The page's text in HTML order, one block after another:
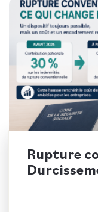
Rupture